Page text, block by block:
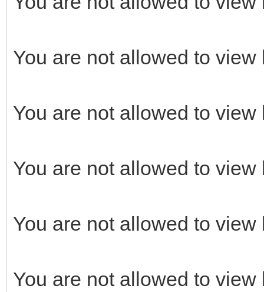
You are not allowed to
You are not allowed to
You are not allowed to
You are not allowed to
You are not allowed to